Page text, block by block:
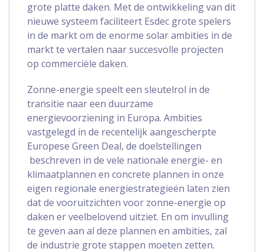
grote platte daken. Met de ontwikkeling van dit
nieuwe systeem faciliteert Esdec grote spelers
in de markt om de enorme solar ambities in de
markt te vertalen naar succesvolle projecten
op commerciële daken.
Zonne-energie speelt een sleutelrol in de
transitie naar een duurzame
energievoorziening in Europa. Ambities
vastgelegd in de recentelijk aangescherpte
Europese Green Deal, de doelstellingen
beschreven in de vele nationale energie- en
klimaatplannen en concrete plannen in onze
eigen regionale energiestrategieën laten zien
dat de vooruitzichten voor zonne-energie op
daken er veelbelovend uitziet. En om invulling
te geven aan al deze plannen en ambities, zal
de industrie grote stappen moeten zetten.